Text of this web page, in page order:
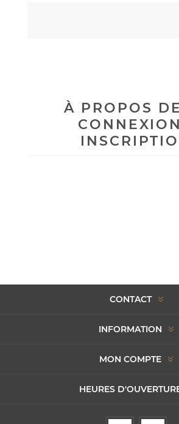
À PROPOS
CONTACT
INFORMATION
MON COMPTE
HEURES